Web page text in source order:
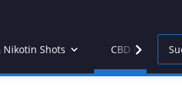
Nikotin Shots CBD Products